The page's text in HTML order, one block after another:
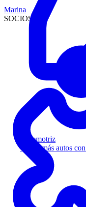
Automotriz
Venda más autos
Marina
SOCIOS